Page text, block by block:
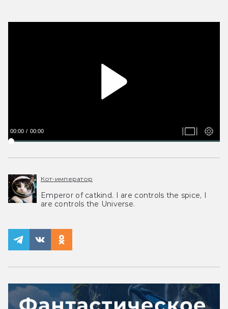
00:00 00:00
Кот-император
Emperor of catkind. I are controls the spice, I
are controls the Universe.